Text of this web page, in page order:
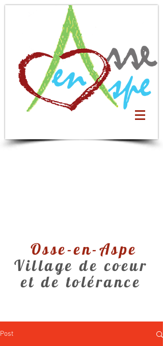
Osse-en-Aspe
Village de coeur
et de tolérance
Post